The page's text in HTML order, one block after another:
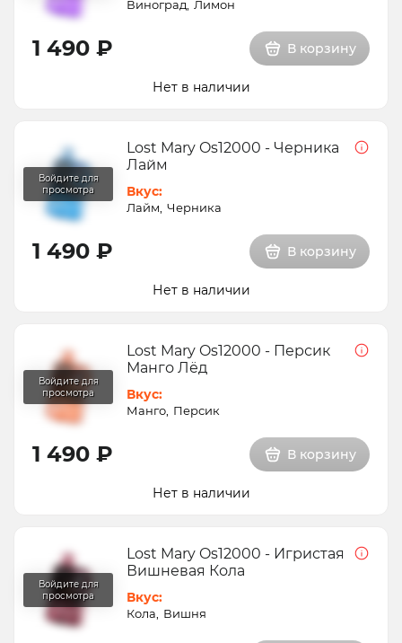
Виноград Лимон
1 490 ₽ В корзину
Нет в наличии
Lost Mary Os12000 - Черника
Лайм
Вкус:
Лайм Черника
1 490 ₽ В корзину
Нет в наличии
Lost Mary Os12000 - Персик
Манго Лёд
Вкус:
Манго Персик
1 490 ₽ В корзину
Нет в наличии
Lost Mary Os12000 - Игристая
Вишневая Кола
Вкус:
Кола Вишня